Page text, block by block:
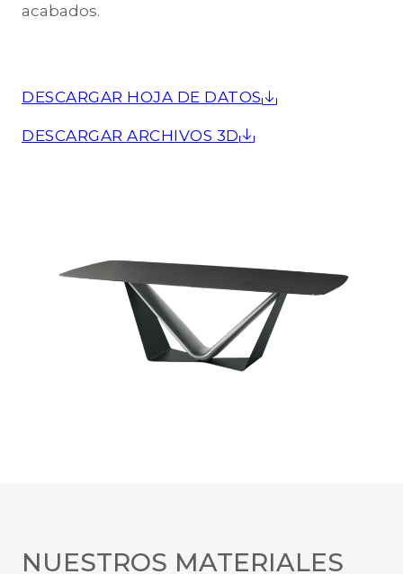
acabados.
DESCARGAR HOJA DE DATOS
DESCARGAR ARCHIVOS 3D
NUESTROS MATERIALES